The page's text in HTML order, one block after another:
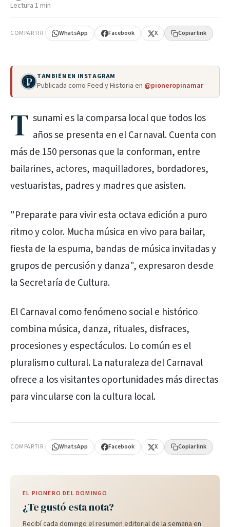
Lectura 1 min
COMPARTIR WhatsApp Facebook X Copiar link
TAMBIÉN EN INSTAGRAM
Publicada como Feed y Historia en @pioneropinamar
T sunami es la comparsa local que todos los
años se presenta en el Carnaval. Cuenta con
más de 150 personas que la conforman, entre
bailarines, actores, maquilladores, bordadores,
vestuaristas, padres y madres que asisten.
"Preparate para vivir esta octava edición a puro
ritmo y color. Mucha música en vivo para bailar,
fiesta de la espuma, bandas de música invitadas y
grupos de percusión y danza", expresaron desde
la Secretaría de Cultura.
El Carnaval como fenómeno social e histórico
combina música, danza, rituales, disfraces,
procesiones y espectáculos. Lo común es el
pluralismo cultural. La naturaleza del Carnaval
ofrece a los visitantes oportunidades más directas
para vincularse con la cultura local.
COMPARTIR WhatsApp Facebook X Copiar link
EL PIONERO DEL DOMINGO
¿Te gustó esta nota?
Recibí cada domingo el resumen editorial de la semana en